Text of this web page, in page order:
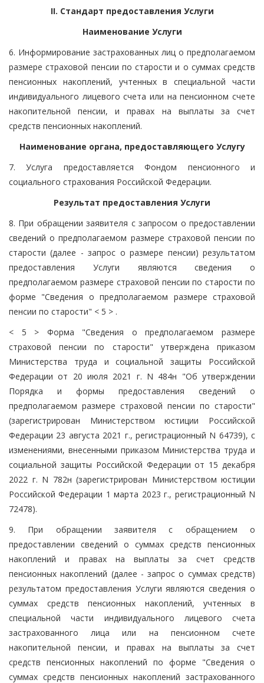
II. Стандарт предоставления Услуги
Наименование Услуги
6. Информирование застрахованных лиц о предполагаемом
размере страховой пенсии по старости и о суммах средств
пенсионных накоплений, учтенных в специальной части
индивидуального лицевого счета или на пенсионном счете
накопительной пенсии, и правах на выплаты за счет
средств пенсионных накоплений.
Наименование органа, предоставляющего Услугу
7. Услуга предоставляется Фондом пенсионного и
социального страхования Российской Федерации.
Результат предоставления Услуги
8. При обращении заявителя с запросом о предоставлении
сведений о предполагаемом размере страховой пенсии по
старости (далее - запрос о размере пенсии) результатом
предоставления Услуги являются сведения о
предполагаемом размере страховой пенсии по старости по
форме "Сведения о предполагаемом размере страховой
пенсии по старости" < 5 > .
< 5 > Форма "Сведения о предполагаемом размере
страховой пенсии по старости" утверждена приказом
Министерства труда и социальной защиты Российской
Федерации от 20 июля 2021 г. N 484н "Об утверждении
Порядка и формы предоставления сведений о
предполагаемом размере страховой пенсии по старости"
(зарегистрирован Министерством юстиции Российской
Федерации 23 августа 2021 г., регистрационный N 64739), с
изменениями, внесенными приказом Министерства труда и
социальной защиты Российской Федерации от 15 декабря
2022 г. N 782н (зарегистрирован Министерством юстиции
Российской Федерации 1 марта 2023 г., регистрационный N
72478).
9. При обращении заявителя с обращением о
предоставлении сведений о суммах средств пенсионных
накоплений и правах на выплаты за счет средств
пенсионных накоплений (далее - запрос о суммах средств)
результатом предоставления Услуги являются сведения о
суммах средств пенсионных накоплений, учтенных в
специальной части индивидуального лицевого счета
застрахованного лица или на пенсионном счете
накопительной пенсии, и правах на выплаты за счет
средств пенсионных накоплений по форме "Сведения о
суммах средств пенсионных накоплений застрахованного